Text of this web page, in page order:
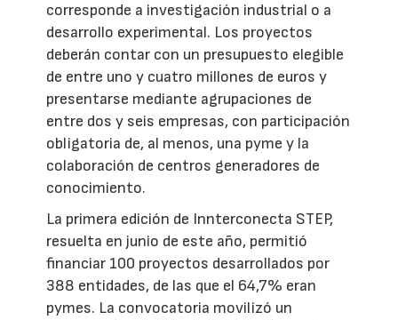
corresponde a investigación industrial o a
desarrollo experimental. Los proyectos
deberán contar con un presupuesto elegible
de entre uno y cuatro millones de euros y
presentarse mediante agrupaciones de
entre dos y seis empresas, con participación
obligatoria de, al menos, una pyme y la
colaboración de centros generadores de
conocimiento.
La primera edición de Innterconecta STEP,
resuelta en junio de este año, permitió
financiar 100 proyectos desarrollados por
388 entidades, de las que el 64,7% eran
pymes. La convocatoria movilizó un